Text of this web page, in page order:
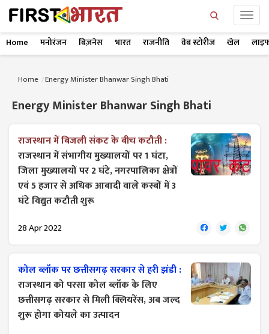
Home मनोरंजन बिज़नेस भारत राजनीति वेब स्टोरीज खेल
Home Energy Minister Bhanwar Singh Bhati
Energy Minister Bhanwar Singh Bhati
राजस्थान में बिजली संकट के बीच कटौती :
राजस्थान में संभागीय मुख्यालयों पर 1 घंटा,
जिला मुख्यालयों पर 2 घंटे, नगरपालिका क्षेत्रों
एवं 5 हजार से अधिक आबादी वाले कस्बों में 3
घंटे विद्युत कटौती शुरू
28 Apr 2022
कोल ब्लॉक पर छत्तीसगढ़ सरकार से हरी झंडी :
राजस्थान को परसा कोल ब्लॉक के लिए
छत्तीसगढ़ सरकार से मिली क्लियरेंस, अब जल्द
शुरू होगा कोयले का उत्पादन